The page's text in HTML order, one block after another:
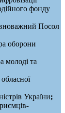
фонду
Посол
оборони
молоді та
України;